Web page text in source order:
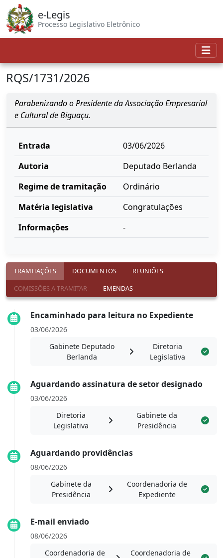
e-Legis
Processo Legislativo Eletrônico
RQS/1731/2026
Parabenizando o Presidente da Associação Empresarial
e Cultural de Biguaçu.
Entrada
03/06/2026
Autoria
Deputado Berlanda
Regime de tramitação
Ordinário
Matéria legislativa
Congratulações
Informações
-
TRAMITAÇÕES DOCUMENTOS
REUNIÕES
COMISSÕES A TRAMITAR
EMENDAS
Encaminhado para leitura no Expediente
03/06/2026
Gabinete Deputado
Berlanda
Diretoria
Legislativa
Aguardando assinatura de setor designado
03/06/2026
Diretoria
Legislativa
Gabinete da
Presidência
Aguardando providências
08/06/2026
Gabinete da
Presidência
Coordenadoria de
Expediente
E-mail enviado
08/06/2026
Coordenadoria de
Coordenadoria de